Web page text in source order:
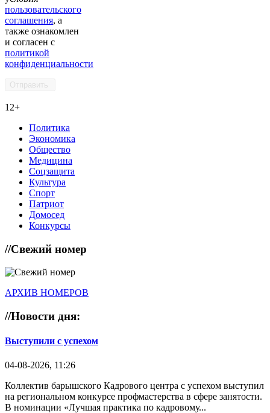
пользовательского
соглашения, а
также ознакомлен
и согласен с
политикой
конфиденциальности
12+
Политика
Экономика
Общество
Медицина
Соцзащита
Культура
Спорт
Патриот
Домосед
Конкурсы
//Свежий номер
АРХИВ НОМЕРОВ
//Новости дня:
Выступили с успехом
04-08-2026, 11:26
Коллектив барышского Кадрового центра с успехом выступил
на региональном конкурсе профмастерства в сфере занятости.
В номинации «Лучшая практика по кадровому...